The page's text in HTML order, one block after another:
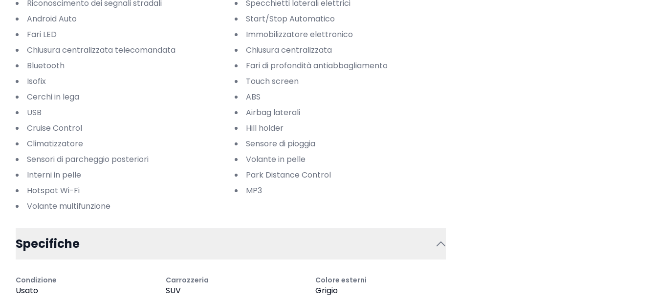
Riconoscimento dei segnali stradali
Specchietti laterali elettrici
Android Auto
Start/Stop Automatico
Fari LED
Immobilizzatore elettronico
Chiusura centralizzata telecomandata
Chiusura centralizzata
Bluetooth
Fari di profondità antiabbagliamento
Isofix
Touch screen
Cerchi in lega
ABS
USB
Airbag laterali
Cruise Control
Hill holder
Climatizzatore
Sensore di pioggia
Sensori di parcheggio posteriori
Volante in pelle
Interni in pelle
Park Distance Control
Hotspot Wi-Fi
MP3
Volante multifunzione
Specifiche
Condizione
Usato
Carrozzeria
SUV
Colore esterni
Grigio